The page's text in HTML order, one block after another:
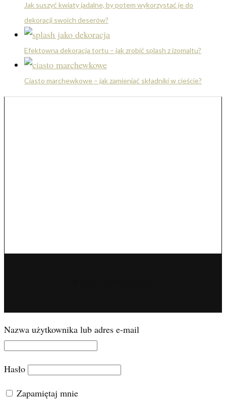
Jak suszyć kwiaty jadalne, by potem wykorzystać je do
dekoracji swoich deserów?
Efektowna dekoracja tortu – jak zrobić splash z izomaltu?
Ciasto marchewkowe – jak zamieniać składniki w cieście?
Nazwa użytkownika lub adres e-mail
Hasło
Zapamiętaj mnie